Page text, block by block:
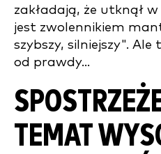
zakładają, że utknął
jest zwolennikiem
szybszy, silniejszy". Ale
od prawdy...
TEMAT